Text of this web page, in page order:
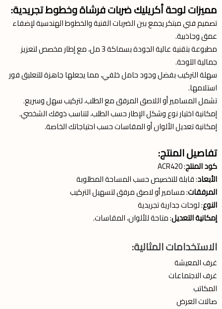
مميزات لوحة أكريليك ضربات فرشاة وخطوط تجريدية:
تصميم فني مبتكر يجمع بين الضربات الفنية والخطوط الهندسية لإضفاء
عمق وجاذبية.
مطبوعة بتقنية عالية الجودة بسماكة 3 مل، مع إطار مخصص لتعزيز
جمالية اللوحة.
سهلة التركيب بفضل وجود حامل خلفي، مما يجعلها جاهزة للتعليق فور
استلامها.
تشمل المسامير أو اللاصق المرفق مع الطلب، لتركيب سهل وسريع.
إمكانية اختيار نوع وشكل الإطار حسب الطلب، لتناسب ذوقك الشخصي.
إمكانية تعديل الألوان أو المقاسات حسب احتياجاتك الخاصة.
تفاصيل المنتج:
كود المنتج: ACR420
الأبعاد: قابلة للتخصيص حسب المساحة المطلوبة
المرفقات: مسامير أو لاصق مرفق لتسهيل التركيب
النوع: لوحات جدارية تجريدية
إمكانية التعديل: متاحة للألوان، المقاسات.
الاستخدامات المثالية:
غرف المعيشة
غرف الاجتماعات
المكاتب
صالات العرض